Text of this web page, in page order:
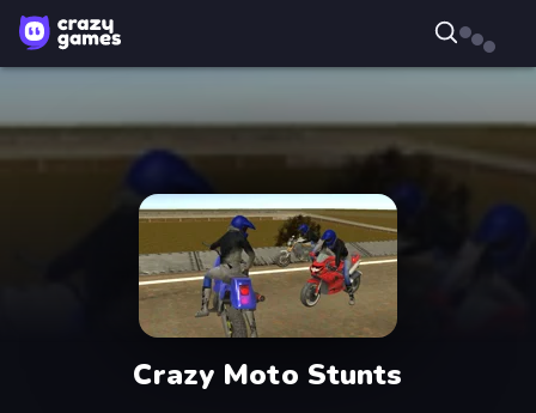
Crazy Moto Stunts